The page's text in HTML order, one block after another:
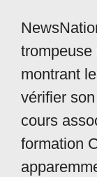
trompeuse
montrant
vérifier
cours
formation